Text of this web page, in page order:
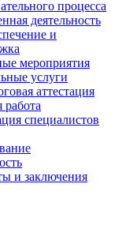
процесса
деятельность
и
мероприятия
услуги
аттестация
работа
специалистов
и заключения